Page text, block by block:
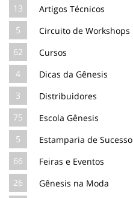
13
Artigos Técnicos
5
Circuito de Workshops
62
Cursos
4
Dicas da Gênesis
3
Distribuidores
75
Escola Gênesis
5
Estamparia de Sucesso
66
Feiras e Eventos
26
Gênesis na Moda